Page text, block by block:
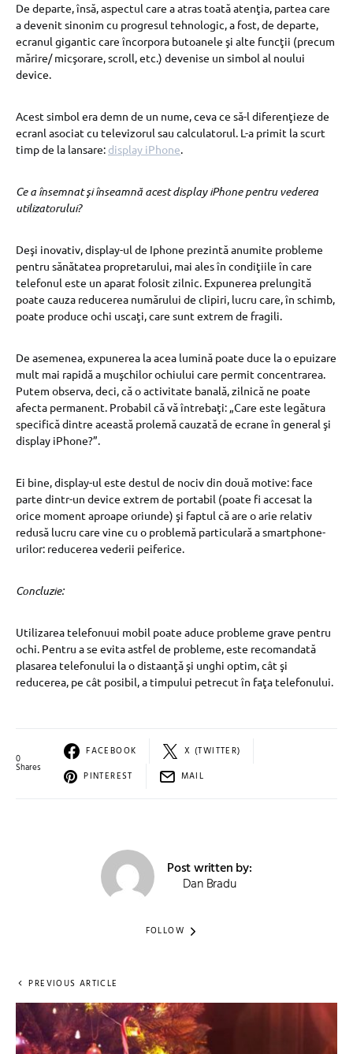
De departe, însă, aspectul care a atras toată atenţia, partea care
a devenit sinonim cu progresul tehnologic, a fost, de departe,
ecranul gigantic care încorpora butoanele şi alte funcţii (precum
mărire/ micşorare, scroll, etc.) devenise un simbol al noului
device.
Acest simbol era demn de un nume, ceva ce să-l diferenţieze de
ecranl asociat cu televizorul sau calculatorul. L-a primit la scurt
timp de la lansare: display iPhone.
Ce a însemnat şi înseamnă acest display iPhone pentru vederea
utilizatorului?
Deşi inovativ, display-ul de Iphone prezintă anumite probleme
pentru sănătatea propretarului, mai ales în condiţiile în care
telefonul este un aparat folosit zilnic. Expunerea prelungită
poate cauza reducerea numărului de clipiri, lucru care, în schimb,
poate produce ochi uscaţi, care sunt extrem de fragili.
De asemenea, expunerea la acea lumină poate duce la o epuizare
mult mai rapidă a muşchilor ochiului care permit concentrarea.
Putem observa, deci, că o activitate banală, zilnică ne poate
afecta permanent. Probabil că vă întrebaţi: „Care este legătura
specifică dintre această prolemă cauzată de ecrane în general şi
display iPhone?”.
Ei bine, display-ul este destul de nociv din două motive: face
parte dintr-un device extrem de portabil (poate fi accesat la
orice moment aproape oriunde) şi faptul că are o arie relativ
redusă lucru care vine cu o problemă particulară a smartphone-
urilor: reducerea vederii peiferice.
Concluzie:
Utilizarea telefonuui mobil poate aduce probleme grave pentru
ochi. Pentru a se evita astfel de probleme, este recomandată
plasarea telefonului la o distaanţă şi unghi optim, cât şi
reducerea, pe cât posibil, a timpului petrecut în faţa telefonului.
0
Shares
FACEBOOK
X (TWITTER)
PINTEREST
MAIL
Post written by:
Dan Bradu
FOLLOW
PREVIOUS ARTICLE